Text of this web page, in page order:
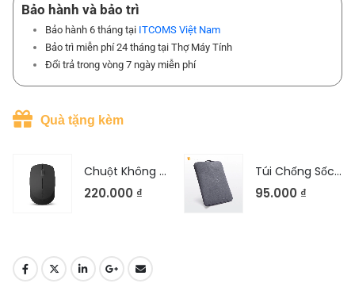
Bảo hành và bảo trì
Bảo hành 6 tháng tại ITCOMS Việt Nam
Bảo trì miễn phí 24 tháng tại Thợ Máy Tính
Đổi trả trong vòng 7 ngày miễn phí
Quà tặng kèm
Chuột Không Dây Rapoo M100G Silent
220.000 ₫
Túi Chống Sốc Laptop
95.000 ₫